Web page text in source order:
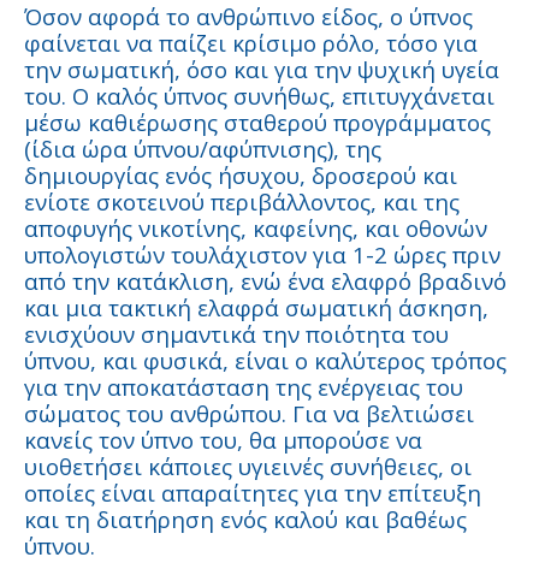
Όσον αφορά το ανθρώπινο είδος, ο ύπνος
φαίνεται να παίζει κρίσιμο ρόλο, τόσο για
την σωματική, όσο και για την ψυχική υγεία
του. Ο καλός ύπνος συνήθως, επιτυγχάνεται
μέσω καθιέρωσης σταθερού προγράμματος
(ίδια ώρα ύπνου/αφύπνισης), της
δημιουργίας ενός ήσυχου, δροσερού και
ενίοτε σκοτεινού περιβάλλοντος, και της
αποφυγής νικοτίνης, καφείνης, και οθονών
υπολογιστών τουλάχιστον για 1-2 ώρες πριν
από την κατάκλιση, ενώ ένα ελαφρό βραδινό
και μια τακτική ελαφρά σωματική άσκηση,
ενισχύουν σημαντικά την ποιότητα του
ύπνου, και φυσικά, είναι ο καλύτερος τρόπος
για την αποκατάσταση της ενέργειας του
σώματος του ανθρώπου. Για να βελτιώσει
κανείς τον ύπνο του, θα μπορούσε να
υιοθετήσει κάποιες υγιεινές συνήθειες, οι
οποίες είναι απαραίτητες για την επίτευξη
και τη διατήρηση ενός καλού και βαθέως
ύπνου.